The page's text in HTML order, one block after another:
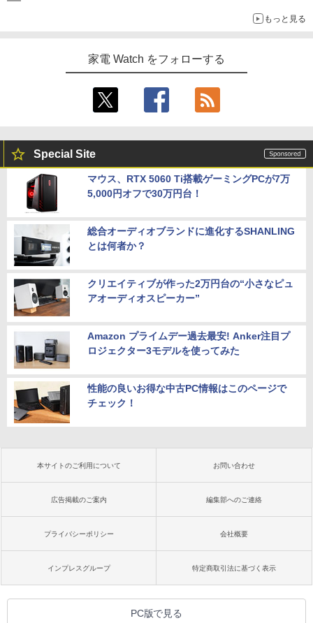
もっと見る
家電 Watch をフォローする
Special Site
マウス、RTX 5060 Ti搭載ゲーミングPCが7万
5,000円オフで30万円台！
総合オーディオブランドに進化するSHANLING
とは何者か？
クリエイティブが作った2万円台の“小さなピュ
アオーディオスピーカー”
Amazon プライムデー過去最安! Anker注目プ
ロジェクター3モデルを使ってみた
性能の良いお得な中古PC情報はこのページで
チェック！
本サイトのご利用について お問い合わせ
広告掲載のご案内 編集部へのご連絡
プライバシーポリシー 会社概要
インプレスグループ 特定商取引法に基づく表示
PC版で見る